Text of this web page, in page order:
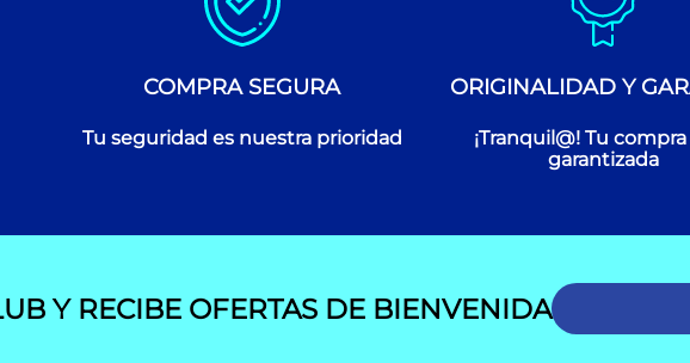
COMPRA SEGURA
Tu seguridad es nuestra prioridad
ORIGINALIDAD Y
¡Tranquil@! Tu
garantizada
Y RECIBE OFERTAS DE BIENVENIDA